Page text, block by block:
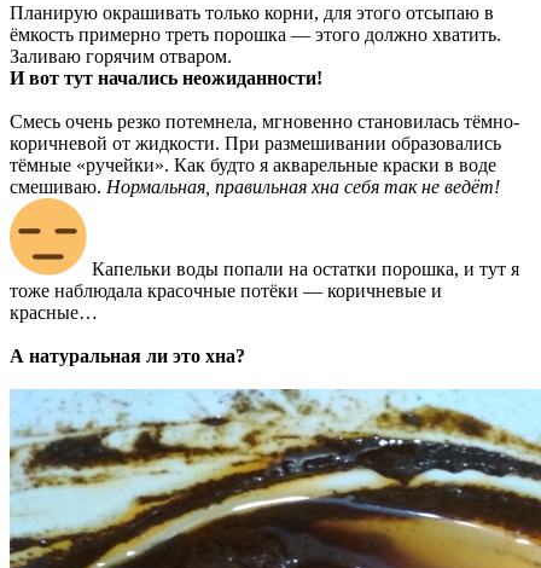
Планирую окрашивать только корни, для этого отсыпаю в
ёмкость примерно треть порошка — этого должно хватить.
Заливаю горячим отваром.
И вот тут начались неожиданности!
Смесь очень резко потемнела, мгновенно становилась тёмно-
коричневой от жидкости. При размешивании образовались
тёмные «ручейки». Как будто я акварельные краски в воде
смешиваю. Нормальная, правильная хна себя так не ведёт!
Капельки воды попали на остатки порошка, и тут я
тоже наблюдала красочные потёки — коричневые и
красные…
А натуральная ли это хна?